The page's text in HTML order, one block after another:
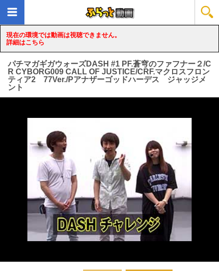
現在の環境では動画は視聴できません。
詳細はこちら
パチマガギガウォーズDASH #1 PF.蒼穹のファフナー２/C
R CYBORG009 CALL OF JUSTICE/CRF.マクロスフロン
ティア2 77Ver./Pアナザーゴッドハーデス ジャッジメ
ント
loading...